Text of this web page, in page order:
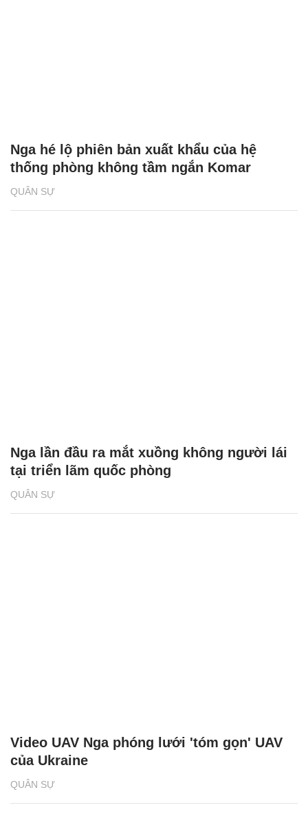
QUÂN SỰ
Nga hé lộ phiên bản xuất khẩu của hệ
thống phòng không tầm ngắn Komar
QUÂN SỰ
Nga lần đầu ra mắt xuồng không người lái
tại triển lãm quốc phòng
QUÂN SỰ
Video UAV Nga phóng lưới 'tóm gọn' UAV
của Ukraine